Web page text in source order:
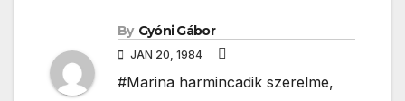
By Gyóni Gábor
JAN 20, 1984
#Marina harmincadik szerelme,